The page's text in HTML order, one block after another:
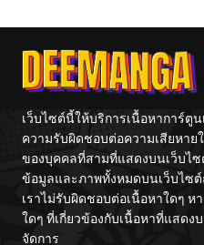
เว็บไซต์นี้ให้บริการเนื้อหาการ์ตู
ความรับผิดชอบต่อความเสียหา
ของบุคคลที่สามที่แสดงบนเว็บไซ
ข้อมูลและภาพทั้งหมดบนเว็บไซต์
เราไม่รับผิดชอบต่อเนื้อหาใดๆ
ใดๆ ที่เกี่ยวข้องกับเนื้อหาที่แสดง
จัดการ